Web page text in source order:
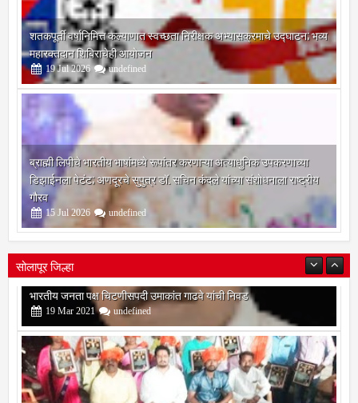
शतकपूर्ती वर्षानिमित्त कल्याणात स्वच्छता निरीक्षक अभ्यासक्रमाचे उद्घाटन; भव्य
महारक्तदान शिबिराचेही आयोजन
19 Jul 2026 undefined
ब्राह्मी लिपीचे भारतीय भाषांमध्ये रूपांतर करणाऱ्या अत्याधुनिक उपकरणाच्या
डिझाईनला पेटंट; अणदूरचे सुपुत्र डॉ. सचिन कंदले यांच्या संशोधनाला राष्ट्रीय
गौरव
15 Jul 2026 undefined
सोलापूर जिल्हा